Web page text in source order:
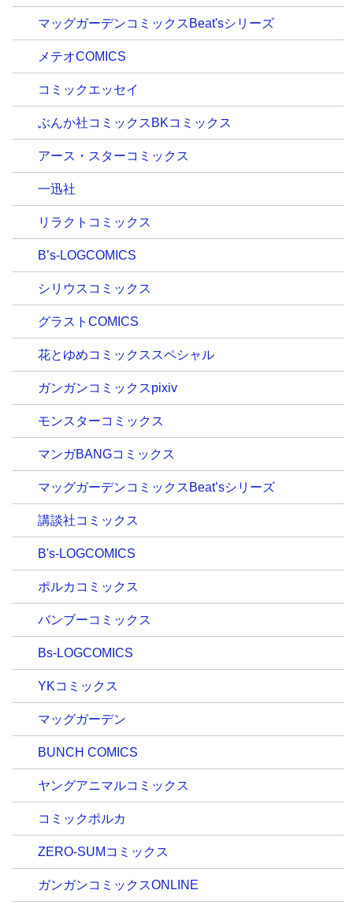
マッグガーデンコミックスBeat'sシリーズ
メテオCOMICS
コミックエッセイ
ぶんか社コミックスBKコミックス
アース・スターコミックス
一迅社
リラクトコミックス
B’s-LOGCOMICS
シリウスコミックス
グラストCOMICS
花とゆめコミックススペシャル
ガンガンコミックスpixiv
モンスターコミックス
マンガBANGコミックス
マッグガーデンコミックスBeat’sシリーズ
講談社コミックス
B's-LOGCOMICS
ポルカコミックス
バンブーコミックス
Bs-LOGCOMICS
YKコミックス
マッグガーデン
BUNCH COMICS
ヤングアニマルコミックス
コミックポルカ
ZERO-SUMコミックス
ガンガンコミックスONLINE